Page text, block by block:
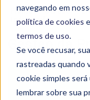
navegando em
política de cookies
termos de uso.
Se você recusar,
rastreadas quando
cookie simples será
lembrar sobre sua
Home > Cursos >
Industrial
Gestão da